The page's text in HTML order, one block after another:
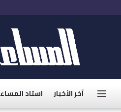
آخر الأخبار استاد المساء